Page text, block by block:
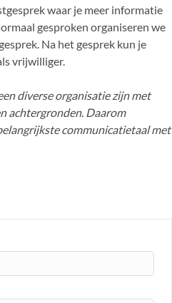
waar je meer informatie
gesproken organiseren we
Na het gesprek kun je
vrijwilliger.
diverse organisatie zijn met
achtergronden. Daarom
communicatietaal met